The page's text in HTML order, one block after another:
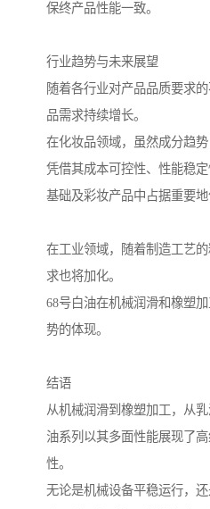
保终产品性能一致。
行业趋势与未来展望
随着各行业对产品品质要求
品需求持续增长。
在化妆品领域，虽然成分趋
凭借其成本可控性、性能稳
基础及彩妆产品中占据重要地
在工业领域，随着制造工艺
求也将加化。
68号白油在机械润滑和橡塑
势的体现。
结语
从机械润滑到橡塑加工，从
油系列以其多面性能展现了
性。
无论是机械设备平稳运行，